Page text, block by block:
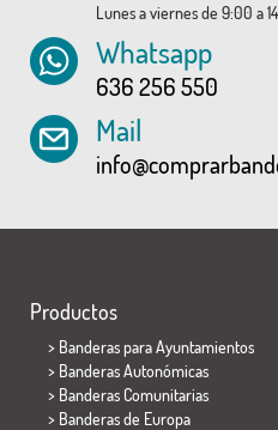
Lunes a viernes de 9:00 a
Whatsapp
636 256 550
Mail
Productos
> Banderas para Ayuntamientos
> Banderas Autonómicas
> Banderas Comunitarias
> Banderas de Europa